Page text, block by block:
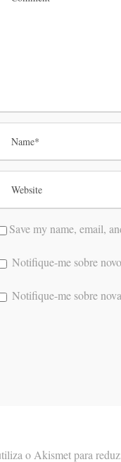
Save my name, email,
Notifique-me sobre
Notifique-me sobre
o Akismet para